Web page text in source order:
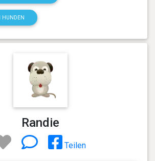
Randie
Teilen